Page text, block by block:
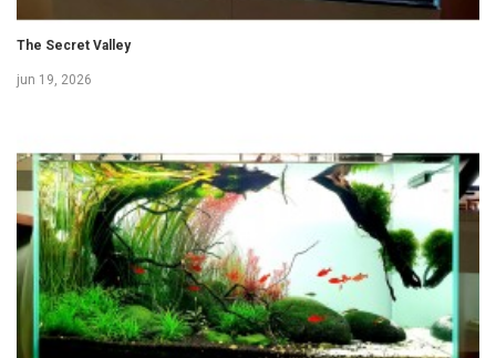
The Secret Valley
jun 19, 2026